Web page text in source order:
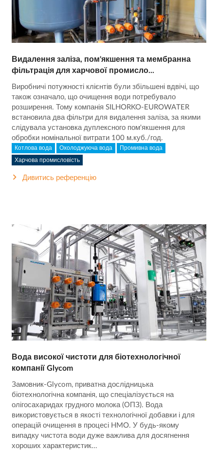
Видалення заліза, пом'якшення та мембранна
фільтрація для харчової промисло...
Виробничі потужності клієнтів були збільшені вдвічі, що
також означало, що очищення води потребувало
розширення. Тому компанія SILHORKO-EUROWATER
встановила два фільтри для видалення заліза, за якими
слідувала установка дуплексного пом'якшення для
обробки номінальної витрати 100 м.куб./год.
Котлова вода Охолоджуюча вода Промивна вода
Харчова промисловість
Дивитись референцію
Вода високої чистоти для біотехнологічної
компанії Glycom
Замовник-Glycom, приватна дослідницька
біотехнологічна компанія, що спеціалізується на
олігосахаридах грудного молока (ОПЗ). Вода
використовується в якості технологічної добавки і для
операцій очищення в процесі HMO. У будь-якому
випадку чистота води дуже важлива для досягнення
хороших характеристик...